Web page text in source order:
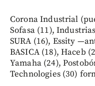
Corona Industrial
Sofasa (11),
SURA (16), Essity
BASICA (18), Haceb
Yamaha (24),
Technologies (30)